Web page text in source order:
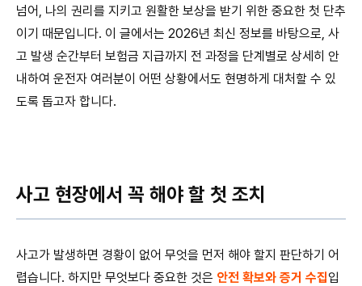
넘어, 나의 권리를 지키고 원활한 보상을 받기 위한 중요한 첫 단추
이기 때문입니다. 이 글에서는 2026년 최신 정보를 바탕으로, 사
고 발생 순간부터 보험금 지급까지 전 과정을 단계별로 상세히 안
내하여 운전자 여러분이 어떤 상황에서도 현명하게 대처할 수 있
도록 돕고자 합니다.
사고 현장에서 꼭 해야 할 첫 조치
사고가 발생하면 경황이 없어 무엇을 먼저 해야 할지 판단하기 어
렵습니다. 하지만 무엇보다 중요한 것은 안전 확보와 증거 수집입